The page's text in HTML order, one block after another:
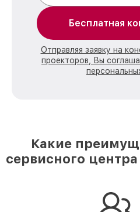
Бесплатная
Отправляя заявку на
проекторов, Вы
Какие
сервисного